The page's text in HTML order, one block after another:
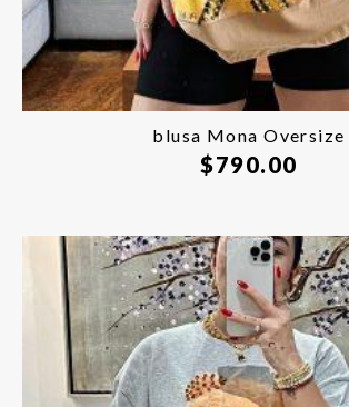
blusa Mona Oversize
$790.00